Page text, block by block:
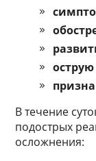
В течение
подострых
осложнения: